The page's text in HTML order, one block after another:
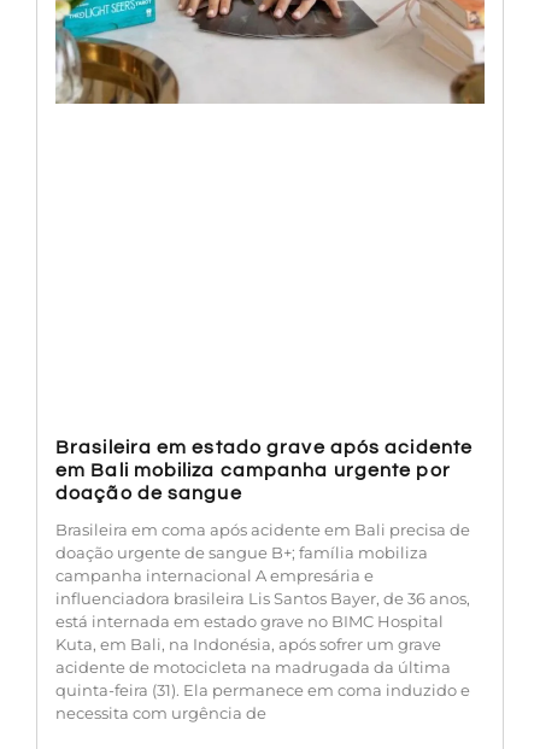
Brasileira em estado grave após acidente
em Bali mobiliza campanha urgente por
doação de sangue
Brasileira em coma após acidente em Bali precisa de
doação urgente de sangue B+; família mobiliza
campanha internacional A empresária e
influenciadora brasileira Lis Santos Bayer, de 36 anos,
está internada em estado grave no BIMC Hospital
Kuta, em Bali, na Indonésia, após sofrer um grave
acidente de motocicleta na madrugada da última
quinta-feira (31). Ela permanece em coma induzido e
necessita com urgência de